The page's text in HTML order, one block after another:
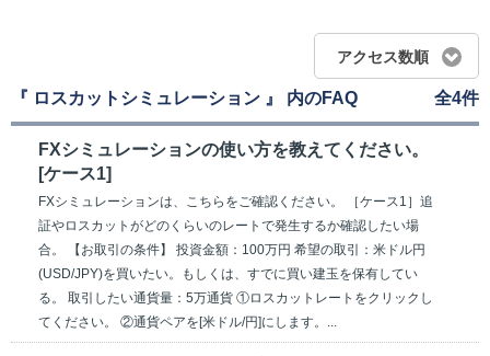
アクセス数順
『 ロスカットシミュレーション 』 内のFAQ 全4件
FXシミュレーションの使い方を教えてください。
[ケース1]
FXシミュレーションは、こちらをご確認ください。 ［ケース1］追
証やロスカットがどのくらいのレートで発生するか確認したい場
合。 【お取引の条件】 投資金額：100万円 希望の取引：米ドル円
(USD/JPY)を買いたい。もしくは、すでに買い建玉を保有してい
る。 取引したい通貨量：5万通貨 ①ロスカットレートをクリックし
てください。 ②通貨ペアを[米ドル/円]にします。...